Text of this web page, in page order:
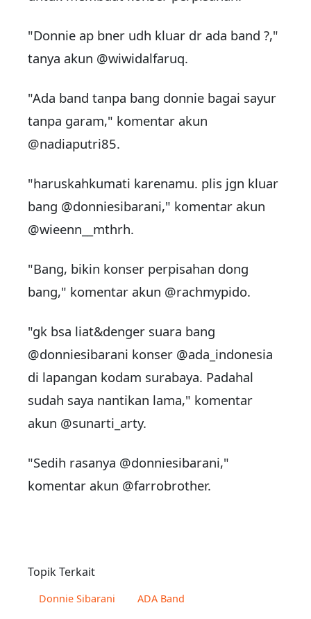
"Donnie ap bner udh kluar dr ada band ?,"
tanya akun @wiwidalfaruq.
"Ada band tanpa bang donnie bagai sayur
tanpa garam," komentar akun
@nadiaputri85.
"haruskahkumati karenamu. plis jgn kluar
bang @donniesibarani," komentar akun
@wieenn__mthrh.
"Bang, bikin konser perpisahan dong
bang," komentar akun @rachmypido.
"gk bsa liat&denger suara bang
@donniesibarani konser @ada_indonesia
di lapangan kodam surabaya. Padahal
sudah saya nantikan lama," komentar
akun @sunarti_arty.
"Sedih rasanya @donniesibarani,"
komentar akun @farrobrother.
Topik Terkait
Donnie Sibarani ADA Band